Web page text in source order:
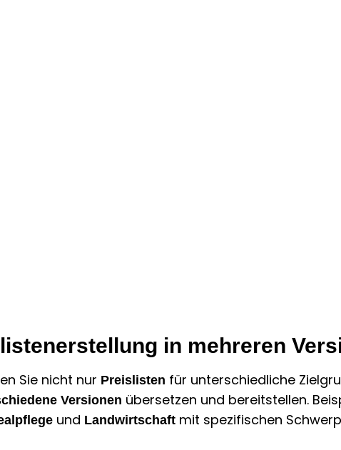
in mehreren
Sie nicht nur Preislisten für unterschiedliche
Versionen übersetzen und bereitstellen.
und Landwirtschaft mit spezifischen